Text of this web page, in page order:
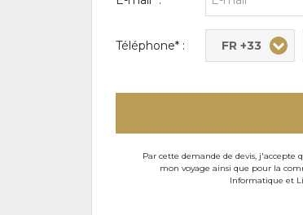
Téléphone* : FR +33
Par cette demande de devis,
mon voyage ainsi que pour la
Informatique et